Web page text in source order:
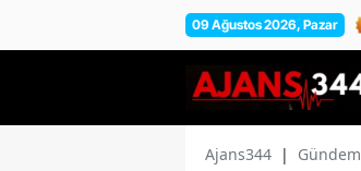
09 Ağustos 2026, Pazar
Ajans344 | Gündem